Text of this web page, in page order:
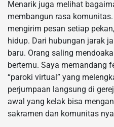
Menarik juga melihat
membangun rasa
mengirim pesan setiap
hidup. Dari hubungan jarak
baru. Orang saling
bertemu. Saya memandang
“paroki virtual” yang
perjumpaan langsung di
awal yang kelak bisa
sakramen dan komunitas